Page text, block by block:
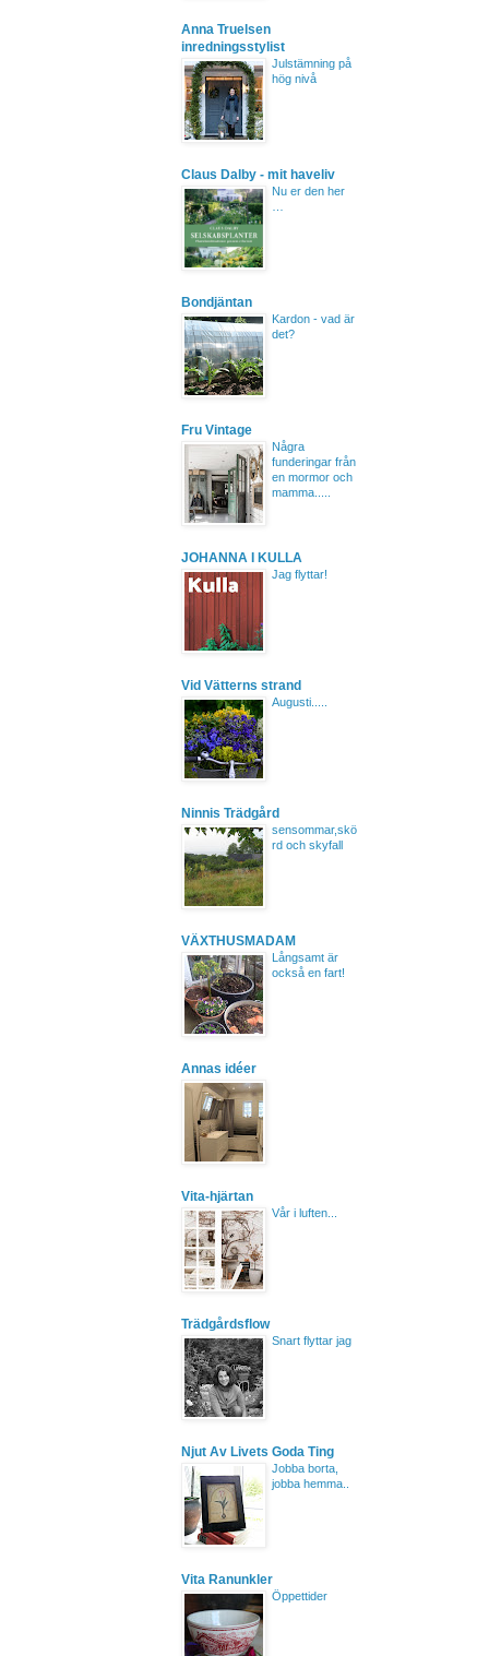
Anna Truelsen
inredningsstylist
Julstämning på
hög nivå
Claus Dalby - mit haveliv
Nu er den her
Bondjäntan
Kardon - vad är
det?
Fru Vintage
Några
funderingar från
en mormor och
mamma.....
JOHANNA I KULLA
Jag flyttar!
Vid Vätterns strand
Augusti.....
Ninnis Trädgård
sensommar,skö
rd och skyfall
VÄXTHUSMADAM
Långsamt är
också en fart!
Annas idéer
Vita-hjärtan
Vår i luften...
Trädgårdsflow
Snart flyttar jag
Njut Av Livets Goda Ting
Jobba borta,
jobba hemma..
Vita Ranunkler
Öppettider